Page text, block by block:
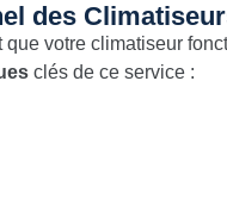
des
que votre climatiseur
clés de ce service :